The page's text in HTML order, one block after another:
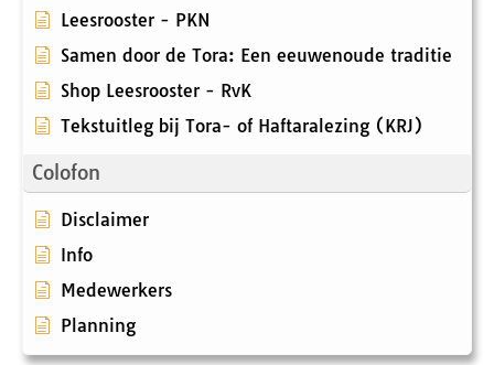
Leesrooster - PKN
Samen door de Tora: Een eeuwenoude traditie
Shop Leesrooster - RvK
Tekstuitleg bij Tora- of Haftaralezing (KRJ)
Colofon
Disclaimer
Info
Medewerkers
Planning